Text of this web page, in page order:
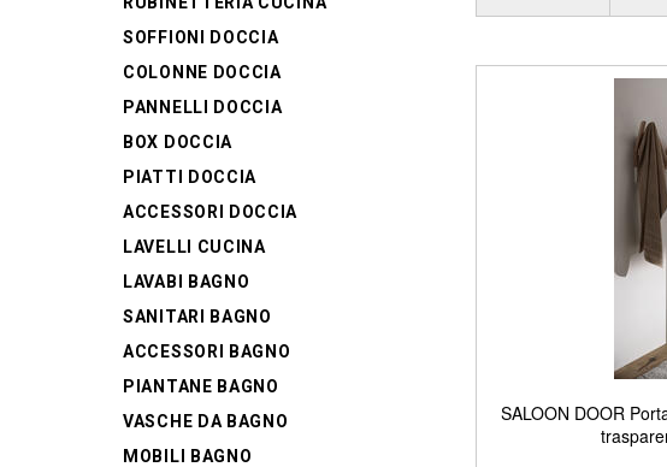
SOFFIONI DOCCIA
COLONNE DOCCIA
PANNELLI DOCCIA
BOX DOCCIA
PIATTI DOCCIA
ACCESSORI DOCCIA
LAVELLI CUCINA
LAVABI BAGNO
SANITARI BAGNO
ACCESSORI BAGNO
PIANTANE BAGNO
VASCHE DA BAGNO
MOBILI BAGNO
SALOON DOOR